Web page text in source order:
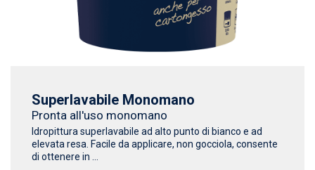
Superlavabile Monomano
Pronta all'uso monomano
Idropittura superlavabile ad alto punto di bianco e ad
elevata resa. Facile da applicare, non gocciola, consente
di ottenere in ...